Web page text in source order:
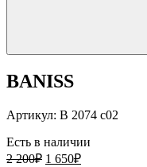
BANISS
Артикул: B 2074 c02
Есть в наличии
2 200₽ 1 650₽